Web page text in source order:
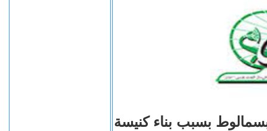
بسبب بناء كنيسة